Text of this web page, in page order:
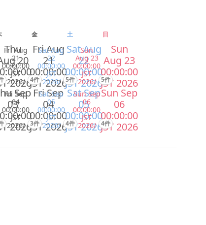
金 土 日
Thu
20
2026
Fri Aug
21
00:00:00
JST
2026/
Fri Aug
21
00:00:00
JST 2026
4件
Sat Aug
22
00:00:00
JST
2026/
Sat Aug
22
00:00:00
JST 2026
5件
Sun
Aug 23
00:00:00
JST
2026/
Sun
Aug 23
00:00:00
JST 2026
5件
Sep
03
2026
Fri Sep
04
00:00:00
JST
2026/
Fri Sep
04
00:00:00
JST 2026
3件
Sat Sep
05
00:00:00
JST
2026/
Sat Sep
05
00:00:00
JST 2026
4件
Sun Sep
06
00:00:00
JST
2026/
Sun Sep
06
00:00:00
JST 2026
4件